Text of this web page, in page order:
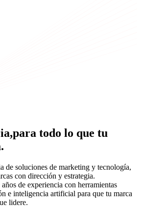
para todo lo que tu
de soluciones de marketing y tecnología,
con dirección y estrategia.
de experiencia con herramientas
e inteligencia artificial para que tu marca
lidere.